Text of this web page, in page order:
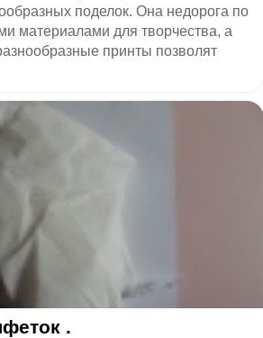
поделок. Она недорога по
материалами для творчества, а
принты позволят
.